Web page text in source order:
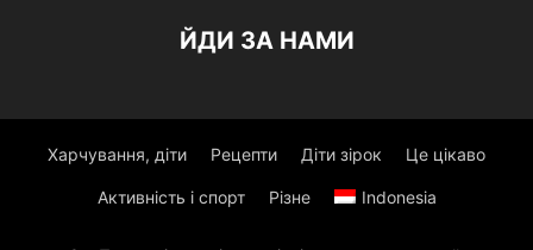
ЙДИ ЗА НАМИ
Харчування, діти Рецепти Діти зірок Це цікаво
Активність і спорт Різне Indonesia